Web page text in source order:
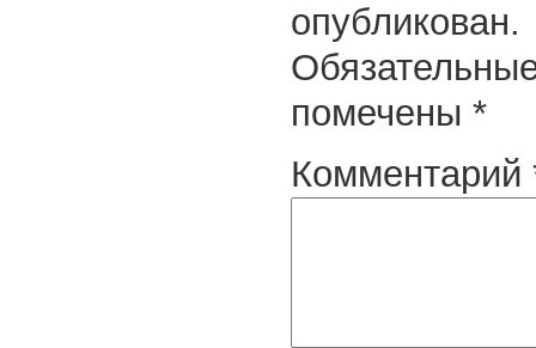
опубликован.
помечены *
Комментарий